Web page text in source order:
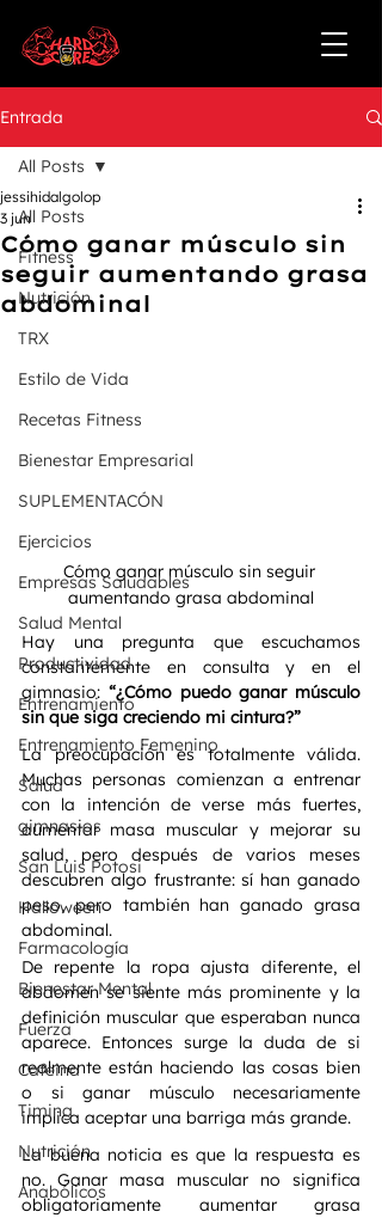
Entrada
All Posts
Fitness
Nutrición
TRX
Estilo de Vida
Recetas Fitness
Bienestar Empresarial
SUPLEMENTACÓN
Ejercicios
Empresas Saludables
Salud Mental
Productividad
Entrenamiento
Entrenamiento Femenino
Salud
gimnasios
San Luis Potosi
Halloween
Farmacología
Bienestar Mental
Fuerza
Cafeina
Timing
Nutrición
Anabólicos
All Posts
Cómo ganar músculo sin
seguir aumentando grasa
abdominal
jessihidalgolop
3 jun
Cómo ganar músculo sin seguir
aumentando grasa abdominal
Hay una pregunta que escuchamos
constantemente en consulta y en el
gimnasio: “¿Cómo puedo ganar músculo
sin que siga creciendo mi cintura?”
La preocupación es totalmente válida.
Muchas personas comienzan a entrenar
con la intención de verse más fuertes,
aumentar masa muscular y mejorar su
salud, pero después de varios meses
descubren algo frustrante: sí han ganado
peso, pero también han ganado grasa
abdominal.
De repente la ropa ajusta diferente, el
abdomen se siente más prominente y la
definición muscular que esperaban nunca
aparece. Entonces surge la duda de si
realmente están haciendo las cosas bien
o si ganar músculo necesariamente
implica aceptar una barriga más grande.
La buena noticia es que la respuesta es
no. Ganar masa muscular no significa
obligatoriamente aumentar grasa